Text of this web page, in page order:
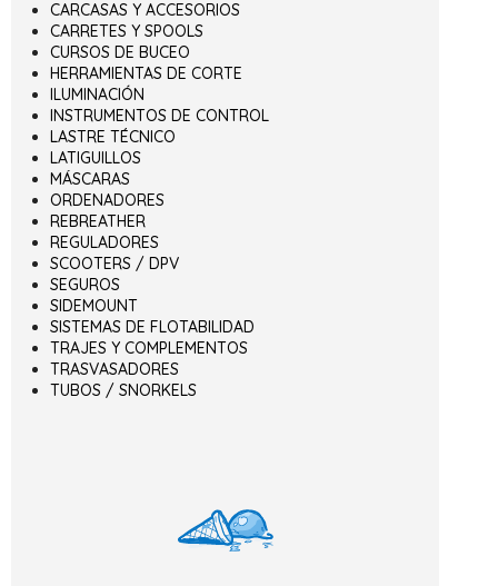
CARCASAS Y ACCESORIOS
CARRETES Y SPOOLS
CURSOS DE BUCEO
HERRAMIENTAS DE CORTE
ILUMINACIÓN
INSTRUMENTOS DE CONTROL
LASTRE TÉCNICO
LATIGUILLOS
MÁSCARAS
ORDENADORES
REBREATHER
REGULADORES
SCOOTERS / DPV
SEGUROS
SIDEMOUNT
SISTEMAS DE FLOTABILIDAD
TRAJES Y COMPLEMENTOS
TRASVASADORES
TUBOS / SNORKELS